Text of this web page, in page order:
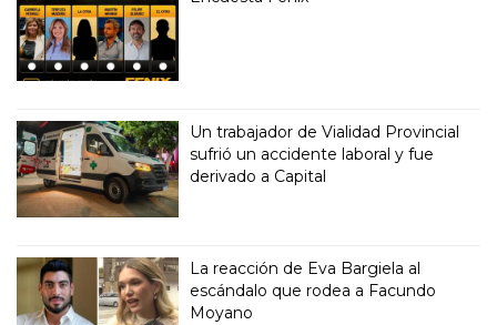
Un trabajador de Vialidad Provincial
sufrió un accidente laboral y fue
derivado a Capital
La reacción de Eva Bargiela al
escándalo que rodea a Facundo
Moyano